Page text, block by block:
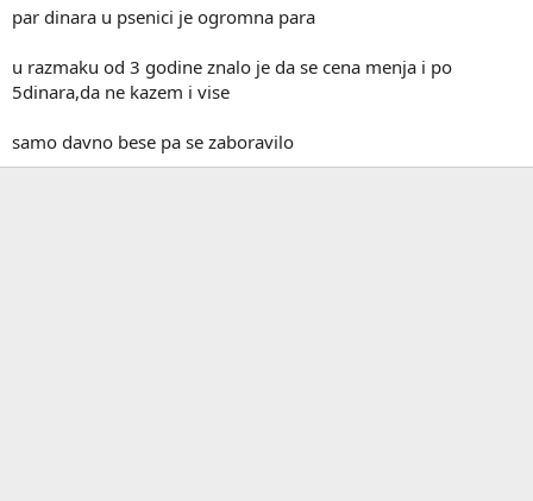
par dinara u psenici je ogromna para
u razmaku od 3 godine znalo je da se cena menja i po
5dinara,da ne kazem i vise
samo davno bese pa se zaboravilo